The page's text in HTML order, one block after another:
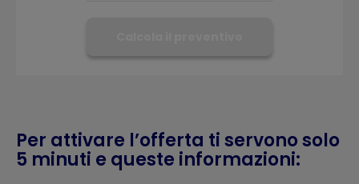
Per attivare l’offerta ti servono solo
5 minuti e queste informazioni: